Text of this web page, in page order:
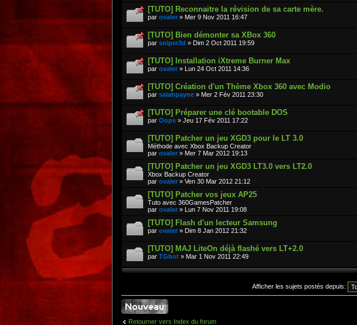
[TUTO] Reconnaitre la révision de sa carte mère.
par ovaler » Mer 9 Nov 2011 16:47
[TUTO] Bien démonter sa XBox 360
par sniper3d » Dim 2 Oct 2011 19:59
[TUTO] Installation iXtreme Burner Max
par ovaler » Lun 24 Oct 2011 14:36
[TUTO] Création d'un Thème Xbox 360 avec Modio
par salahpayne » Mer 2 Fév 2011 23:30
[TUTO] Préparer une clé bootable DOS
par Oops » Jeu 17 Fév 2011 17:22
[TUTO] Patcher un jeu XGD3 pour le LT 3.0
Méthode avec Xbox Backup Creator
par ovaler » Mer 7 Mar 2012 19:13
[TUTO] Patcher un jeu XGD3 LT3.0 vers LT2.0
Xbox Backup Creator
par ovaler » Ven 30 Mar 2012 21:12
[TUTO] Patcher vos jeux AP25
Tuto avec 360GamesPatcher
par ovaler » Lun 7 Nov 2011 19:08
[TUTO] Flash d'un lecteur Samsung
par ovaler » Dim 8 Jan 2012 21:32
[TUTO] MAJ LiteOn déjà flashé vers LT+2.0
par TGbot » Mar 1 Nov 2011 22:49
Afficher les sujets postés depuis:
Retourner vers Index du forum